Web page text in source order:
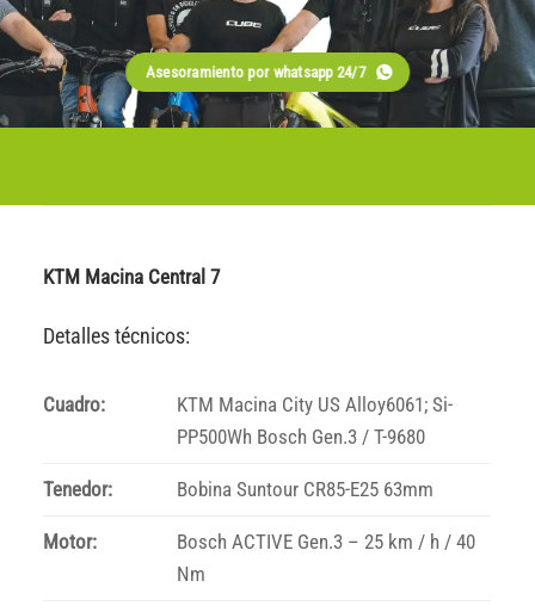
Asesoramiento por whatsapp 24/7
KTM Macina Central 7
Detalles técnicos:
Cuadro:
KTM Macina City US Alloy6061; Si-
PP500Wh Bosch Gen.3 / T-9680
Tenedor: Bobina Suntour CR85-E25 63mm
Motor:
Bosch ACTIVE Gen.3 – 25 km / h / 40
Nm